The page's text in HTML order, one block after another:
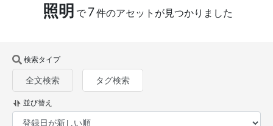
照明 で 7件のアセットが見つかりました
検索タイプ
全文検索 タグ検索
並び替え